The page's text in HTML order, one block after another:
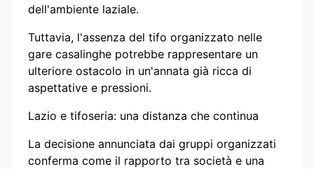
dell'ambiente laziale.
Tuttavia, l'assenza del tifo organizzato nelle
gare casalinghe potrebbe rappresentare un
ulteriore ostacolo in un'annata già ricca di
aspettative e pressioni.
Lazio e tifoseria: una distanza che continua
La decisione annunciata dai gruppi organizzati
conferma come il rapporto tra società e una